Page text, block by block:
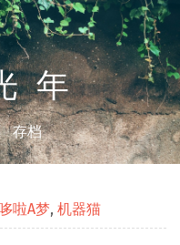
年
存档
啦A梦, 机器猫